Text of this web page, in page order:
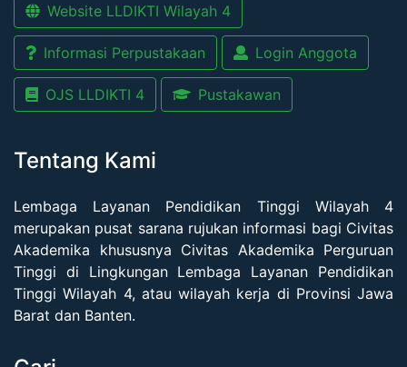
Website LLDIKTI Wilayah 4
Informasi Perpustakaan Login Anggota
OJS LLDIKTI 4 Pustakawan
Tentang Kami
Lembaga Layanan Pendidikan Tinggi Wilayah 4
merupakan pusat sarana rujukan informasi bagi Civitas
Akademika khususnya Civitas Akademika Perguruan
Tinggi di Lingkungan Lembaga Layanan Pendidikan
Tinggi Wilayah 4, atau wilayah kerja di Provinsi Jawa
Barat dan Banten.